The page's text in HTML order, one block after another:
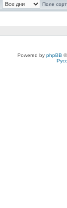
Поле
Powered by phpBB